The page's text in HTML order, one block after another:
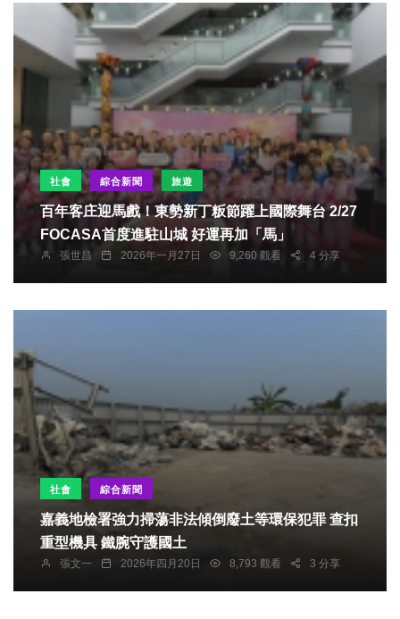
社會 綜合新聞 旅遊
百年客庄迎馬戲！東勢新丁粄節躍上國際舞台 2/27
FOCASA首度進駐山城 好運再加「馬」
張世昌 2026年一月27日 9,260 觀看 4 分享
社會 綜合新聞
嘉義地檢署強力掃蕩非法傾倒廢土等環保犯罪 查扣
重型機具 鐵腕守護國土
張文一 2026年四月20日 8,793 觀看 3 分享